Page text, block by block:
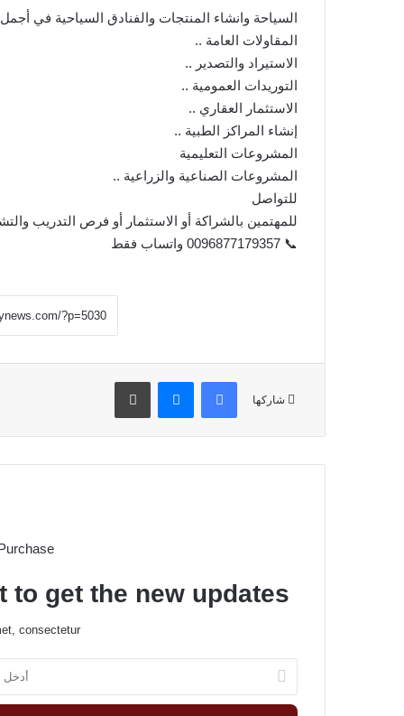
السياحة وانشاء المنتجات والفنادق السياحية في
المقاولات العامة ..
الاستيراد والتصدير ..
التوريدات العمومية ..
الاستثمار العقاري ..
إنشاء المراكز الطبية ..
المشروعات التعليمية
المشروعات الصناعية والزراعية ..
للتواصل
للمهتمين بالشراكة أو الاستثمار أو فرص التدريب
📞 0096877179357 واتساب فقط
شاركها
فيسبوك
get the new updates!
consectetur.
خ